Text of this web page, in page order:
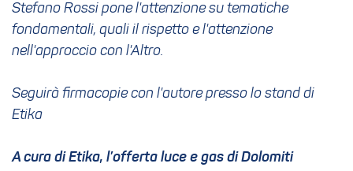
Stefano Rossi pone l'attenzione su tematiche
fondamentali, quali il rispetto e l'attenzione
nell'approccio con l'Altro.
Seguirà firmacopie con l'autore presso lo stand di
Etika
A cura di Etika, l’offerta luce e gas di Dolomiti